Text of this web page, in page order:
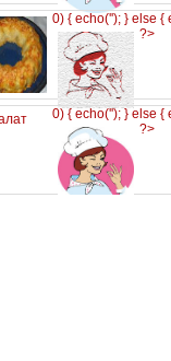
0) { echo(''); } else {
?>
0) { echo(''); } else {
?>